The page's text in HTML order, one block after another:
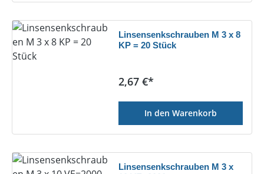
Linsensenkschrauben M 3 x 8
KP = 20 Stück
Regulärer Preis:
2,67 €*
In den Warenkorb
Linsensenkschrauben M 3 x